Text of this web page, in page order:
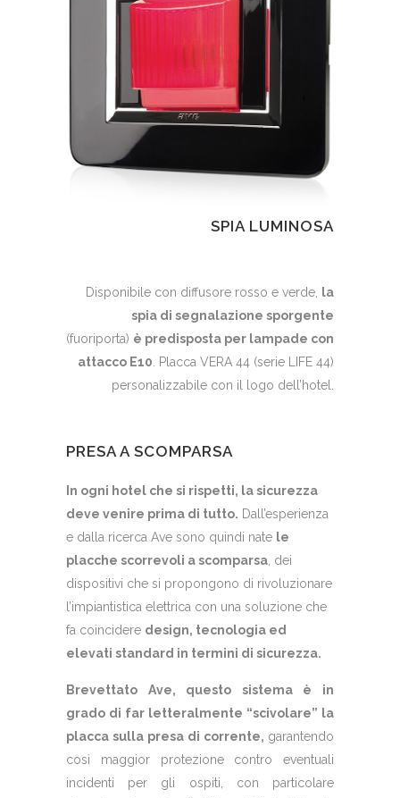
SPIA LUMINOSA
Disponibile con diffusore rosso e verde,
la
spia di segnalazione sporgente
(fuoriporta) è predisposta per lampade con
attacco E10 . Placca VERA 44 (serie LIFE 44)
personalizzabile con il logo dell’hotel.
PRESA A SCOMPARSA
In ogni hotel che si rispetti, la sicurezza
deve venire prima di tutto. Dall’esperienza
e dalla ricerca Ave sono quindi nate le
placche scorrevoli a scomparsa , dei
dispositivi che si propongono di rivoluzionare
l’impiantistica elettrica con una soluzione che
fa coincidere design, tecnologia ed
elevati standard in termini di sicurezza.
Brevettato Ave, questo sistema è in
grado di far letteralmente “scivolare” la
placca sulla presa di corrente, garantendo
così maggior protezione contro eventuali
incidenti per gli ospiti, con particolare